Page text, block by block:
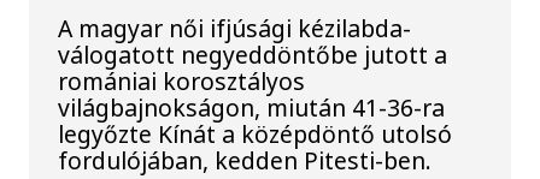
A magyar női ifjúsági kézilabda-
válogatott negyeddöntőbe jutott a
romániai korosztályos
világbajnokságon, miután 41-36-ra
legyőzte Kínát a középdöntő utolsó
fordulójában, kedden Pitesti-ben.